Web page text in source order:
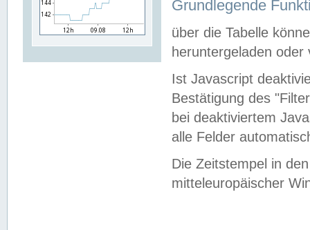
Grundlegende
über die Tabelle
heruntergeladen oder
Ist Javascript
Bestätigung des
bei deaktiviertem
alle Felder
Die Zeitstempel in
mitteleuropäischer